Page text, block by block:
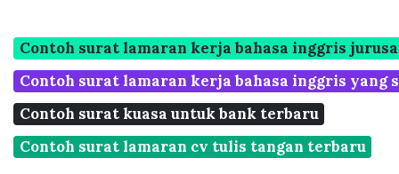
Contoh surat lamaran kerja bahasa inggris
Contoh surat lamaran kerja bahasa inggris yang
Contoh surat kuasa untuk bank terbaru
Contoh surat lamaran cv tulis tangan terbaru